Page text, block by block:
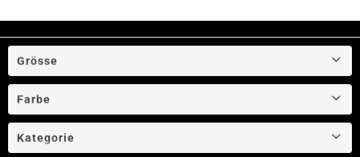
Grösse
S-L
Farbe
Kategorie